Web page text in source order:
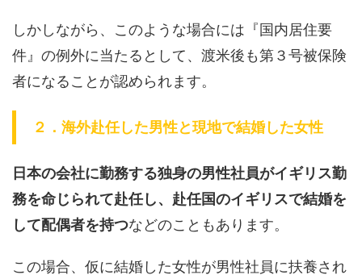
しかしながら、このような場合には『国内居住要
件』の例外に当たるとして、渡米後も第３号被保険
者になることが認められます。
２．海外赴任した男性と現地で結婚した女性
日本の会社に勤務する独身の男性社員がイギリス勤
務を命じられて赴任し、赴任国のイギリスで結婚を
して配偶者を持つなどのこともあります。
この場合、仮に結婚した女性が男性社員に扶養され